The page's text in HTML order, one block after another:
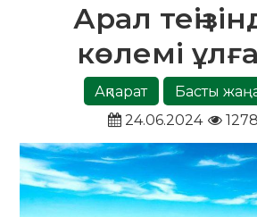
Арал
көлемі
Ақпарат
Басты
24.06.2024
1278